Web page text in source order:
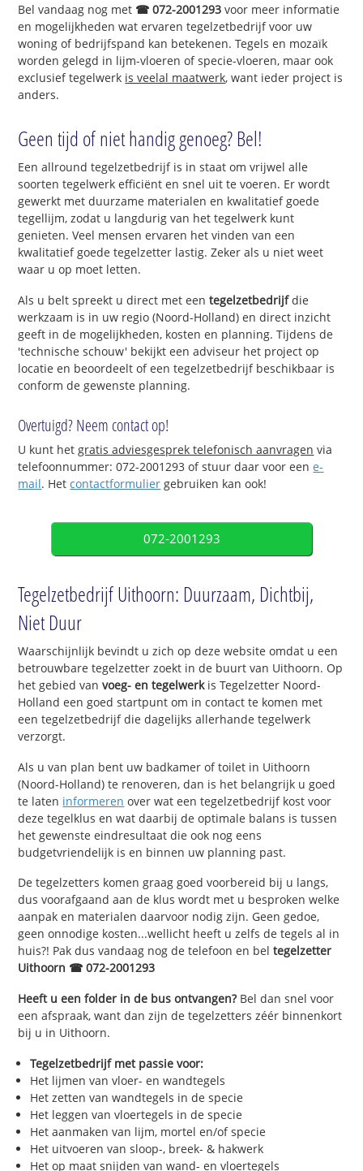
Bel vandaag nog met ☎ 072-2001293 voor meer informatie
en mogelijkheden wat ervaren tegelzetbedrijf voor uw
woning of bedrijfspand kan betekenen. Tegels en mozaïk
worden gelegd in lijm-vloeren of specie-vloeren, maar ook
exclusief tegelwerk is veelal maatwerk, want ieder project is
anders.
Geen tijd of niet handig genoeg? Bel!
Een allround tegelzetbedrijf is in staat om vrijwel alle
soorten tegelwerk efficiënt en snel uit te voeren. Er wordt
gewerkt met duurzame materialen en kwalitatief goede
tegellijm, zodat u langdurig van het tegelwerk kunt
genieten. Veel mensen ervaren het vinden van een
kwalitatief goede tegelzetter lastig. Zeker als u niet weet
waar u op moet letten.
Als u belt spreekt u direct met eentegelzetbedrijfdie
werkzaam is in uw regio (Noord-Holland) en direct inzicht
geeft in de mogelijkheden, kosten en planning. Tijdens de
'technische schouw' bekijkt een adviseur het project op
locatie en beoordeelt of een tegelzetbedrijf beschikbaar is
conform de gewenste planning.
Overtuigd? Neem contact op!
U kunt hetgratis adviesgesprek telefonisch aanvragen via
telefoonnummer: 072-2001293 of stuur daar voor eene-
mail. Hetcontactformulier gebruiken kan ook!
072-2001293
Tegelzetbedrijf Uithoorn: Duurzaam, Dichtbij,
Niet Duur
Waarschijnlijk bevindt u zich op deze website omdat u een
betrouwbare tegelzetter zoekt in de buurt van Uithoorn. Op
het gebied van voeg- en tegelwerkis Tegelzetter Noord-
Holland een goed startpunt om in contact te komen met
een tegelzetbedrijf die dagelijks allerhande tegelwerk
verzorgt.
Als u van plan bent uw badkamer of toilet in Uithoorn
(Noord-Holland) te renoveren, dan is het belangrijk u goed
te laten informeren over wat een tegelzetbedrijf kost voor
deze tegelklus en wat daarbij de optimale balans is tussen
het gewenste eindresultaat die ook nog eens
budgetvriendelijk is en binnen uw planning past.
De tegelzetters komen graag goed voorbereid bij u langs,
dus voorafgaand aan de klus wordt met u besproken welke
aanpak en materialen daarvoor nodig zijn. Geen gedoe,
geen onnodige kosten...wellicht heeft u zelfs de tegels al in
huis?! Pak dus vandaag nog de telefoon en beltegelzetter
Uithoorn ☎ 072-2001293
Heeft u een folder in de bus ontvangen?Bel dan snel voor
een afspraak, want dan zijn de tegelzetters zéér binnenkort
bij u in Uithoorn.
Tegelzetbedrijf met passie voor:
Het lijmen van vloer- en wandtegels
Het zetten van wandtegels in de specie
Het leggen van vloertegels in de specie
Het aanmaken van lijm, mortel en/of specie
Het uitvoeren van sloop-, breek- & hakwerk
Het op maat snijden van wand- en vloertegels